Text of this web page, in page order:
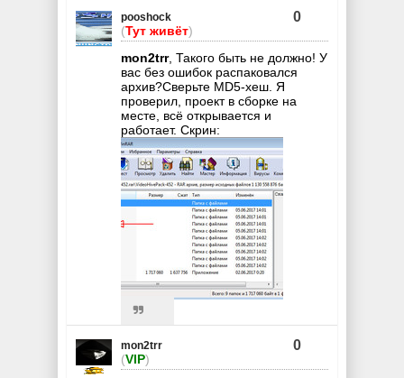
pooshock
(Тут живёт)
0
mon2trr, Такого быть не должно! У
вас без ошибок распаковался
архив?Сверьте MD5-хеш. Я
проверил, проект в сборке на
месте, всё открывается и
работает. Скрин:
mon2trr
(VIP)
0